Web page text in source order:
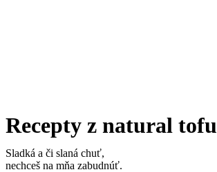
Recepty z natural tofu
Sladká a či slaná chuť,
nechceš na mňa zabudnúť.